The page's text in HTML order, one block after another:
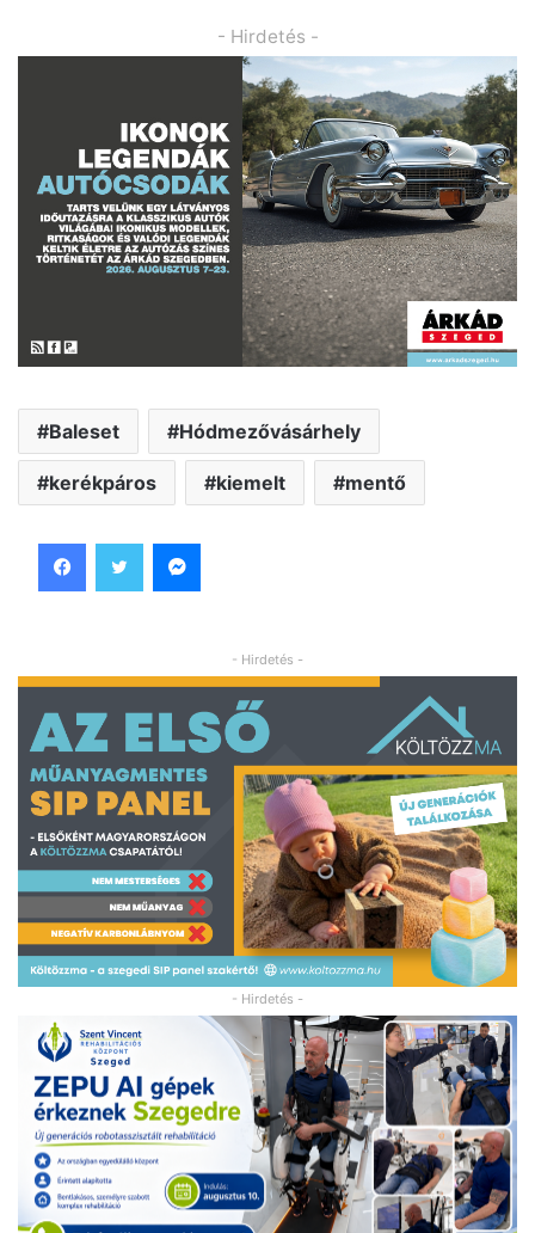
- Hirdetés -
Baleset Hódmezővásárhely
kerékpáros kiemelt mentő
- Hirdetés -
- Hirdetés -